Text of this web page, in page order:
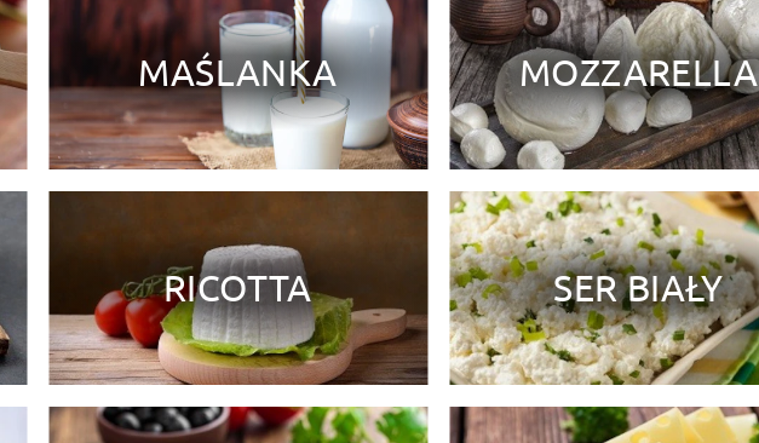
MAŚLANKA MOZZARELLA
RICOTTA SER BIAŁY